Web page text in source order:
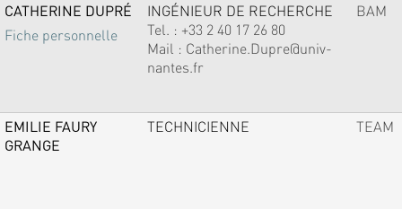
CATHERINE DUPRÉ
Fiche personnelle
INGÉNIEUR DE RECHERCHE
Tel. : +33 2 40 17 26 80
Mail : Catherine.Dupre@univ-
nantes.fr
BAM
EMILIE FAURY
GRANGE
TECHNICIENNE TEAM